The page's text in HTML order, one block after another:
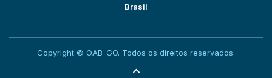
Brasil
Copyright © OAB-GO. Todos os direitos reservados.